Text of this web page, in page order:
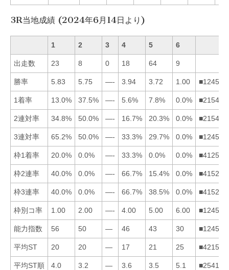
3R当地成績 (2024年6月14日より)
1 2 3 4 5 6
出走数 23 8 0 18 64 9
勝率 5.83 5.75 —- 3.94 3.72 1.00 ■124563
1着率 13.0% 37.5% —- 5.6% 7.8% 0.0% ■215463
2連対率 34.8% 50.0% —- 16.7% 20.3% 0.0% ■215463
3連対率 65.2% 50.0% —- 33.3% 29.7% 0.0% ■124563
枠1着率 20.0% 0.0% —- 33.3% 0.0% 0.0% ■412563
枠2連率 40.0% 0.0% —- 66.7% 15.4% 0.0% ■415263
枠3連率 40.0% 0.0% —- 66.7% 38.5% 0.0% ■415263
枠別コ率 1.00 2.00 —- 4.00 5.00 6.00 ■124563
能力指数 56 50 — 46 43 30 ■124563
平均ST 20 20 — 17 21 25 ■421563
平均ST順 4.0 3.2 — 3.6 3.5 5.1 ■254163